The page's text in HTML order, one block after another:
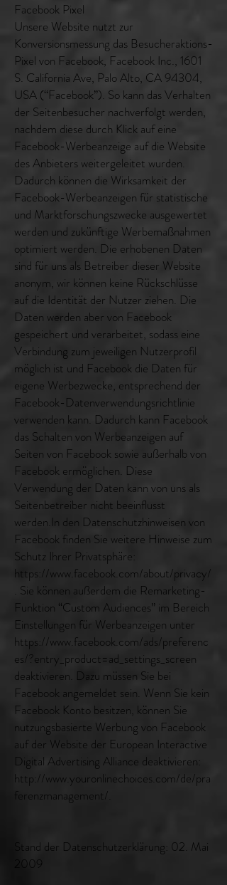
Facebook Pixel
Unsere Website nutzt zur
Konversionsmessung das Besucheraktions-
Pixel von Facebook, Facebook Inc., 1601
S. California Ave, Palo Alto, CA 94304,
USA (“Facebook”). So kann das Verhalten
der Seitenbesucher nachverfolgt werden,
nachdem diese durch Klick auf eine
Facebook-Werbeanzeige auf die Website
des Anbieters weitergeleitet wurden.
Dadurch können die Wirksamkeit der
Facebook-Werbeanzeigen für statistische
und Marktforschungszwecke ausgewertet
werden und zukünftige Werbemaßnahmen
optimiert werden. Die erhobenen Daten
sind für uns als Betreiber dieser Website
anonym, wir können keine Rückschlüsse
auf die Identität der Nutzer ziehen. Die
Daten werden aber von Facebook
gespeichert und verarbeitet, sodass eine
Verbindung zum jeweiligen Nutzerprofil
möglich ist und Facebook die Daten für
eigene Werbezwecke, entsprechend der
Facebook-Datenverwendungsrichtlinie
verwenden kann. Dadurch kann Facebook
das Schalten von Werbeanzeigen auf
Seiten von Facebook sowie außerhalb von
Facebook ermöglichen. Diese
Verwendung der Daten kann von uns als
Seitenbetreiber nicht beeinflusst
werden.In den Datenschutzhinweisen von
Facebook finden Sie weitere Hinweise zum
Schutz Ihrer Privatsphäre:
https://www.facebook.com/about/privacy/
. Sie können außerdem die Remarketing-
Funktion “Custom Audiences” im Bereich
Einstellungen für Werbeanzeigen unter
https://www.facebook.com/ads/preferenc
es/?entry_product=ad_settings_screen
deaktivieren. Dazu müssen Sie bei
Facebook angemeldet sein. Wenn Sie kein
Facebook Konto besitzen, können Sie
nutzungsbasierte Werbung von Facebook
auf der Website der European Interactive
Digital Advertising Alliance deaktivieren:
http://www.youronlinechoices.com/de/pra
ferenzmanagement/.
Stand der Datenschutzerklärung: 02. Mai
2009